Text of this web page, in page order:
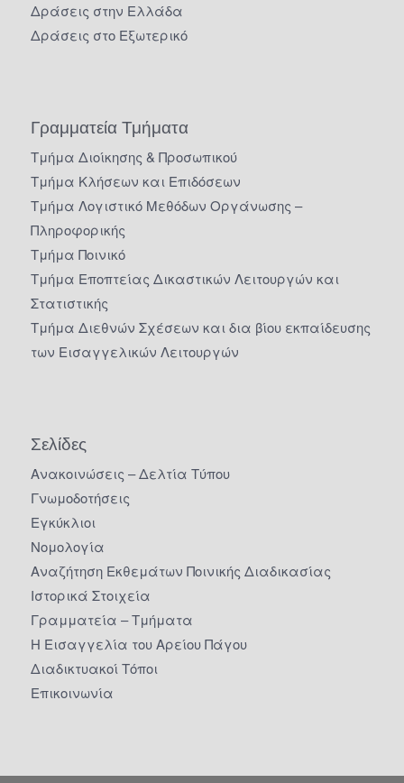
Δράσεις στην Ελλάδα
Δράσεις στο Εξωτερικό
Γραμματεία Τμήματα
Τμήμα Διοίκησης & Προσωπικού
Τμήμα Κλήσεων και Επιδόσεων
Τμήμα Λογιστικό Μεθόδων Οργάνωσης –
Πληροφορικής
Τμήμα Ποινικό
Τμήμα Εποπτείας Δικαστικών Λειτουργών και
Στατιστικής
Τμήμα Διεθνών Σχέσεων και δια βίου εκπαίδευσης
των Εισαγγελικών Λειτουργών
Σελίδες
Ανακοινώσεις – Δελτία Τύπου
Γνωμοδοτήσεις
Εγκύκλιοι
Νομολογία
Αναζήτηση Εκθεμάτων Ποινικής Διαδικασίας
Ιστορικά Στοιχεία
Γραμματεία – Τμήματα
Η Εισαγγελία του Αρείου Πάγου
Διαδικτυακοί Τόποι
Επικοινωνία